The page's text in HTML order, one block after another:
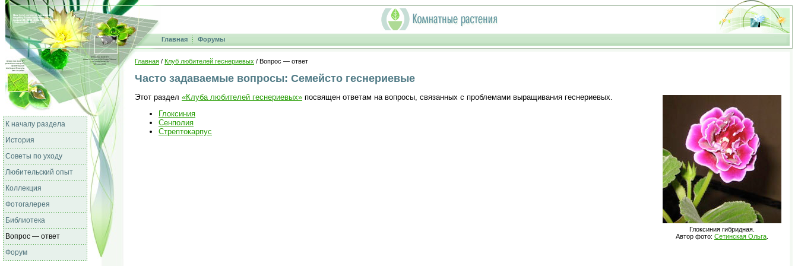
Главная Форумы
К началу раздела
История
Советы по уходу
Любительский опыт
Коллекция
Фотогалерея
Библиотека
Вопрос — ответ
Форум
Главная / Клуб любителей геснериевых / Вопрос — ответ
Часто задаваемые вопросы: Семейсто геснериевые
Глоксиния гибридная.
Автор фото: Сетинская Ольга
Этот раздел «Клуба любителей геснериевых» посвящен ответам на вопросы, связанных с проблемами выращивания геснериевых.
Глоксиния
Сенполия
Стрептокарпус